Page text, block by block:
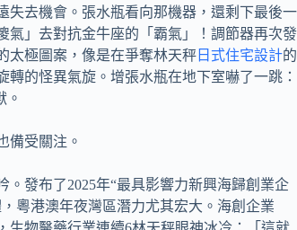
失去機會。張水瓶看向那機器，還剩下最後一
氣」去對抗金牛座的「霸氣」！調節器再次發
太極圖案，像是在爭奪林天秤 日式住宅設計的
的怪異氣旋。增張水瓶在地下室嚇了一跳：
。
備受關注。
發布了2025年“最具影響力新興海歸創業企
粵港澳年夜灣區潛力尤其宏大。海創企業